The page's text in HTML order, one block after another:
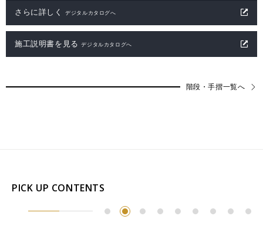
さらに詳しく デジタルカタログへ
施工説明書を見る デジタルカタログへ
階段・手摺一覧へ
PICK UP CONTENTS